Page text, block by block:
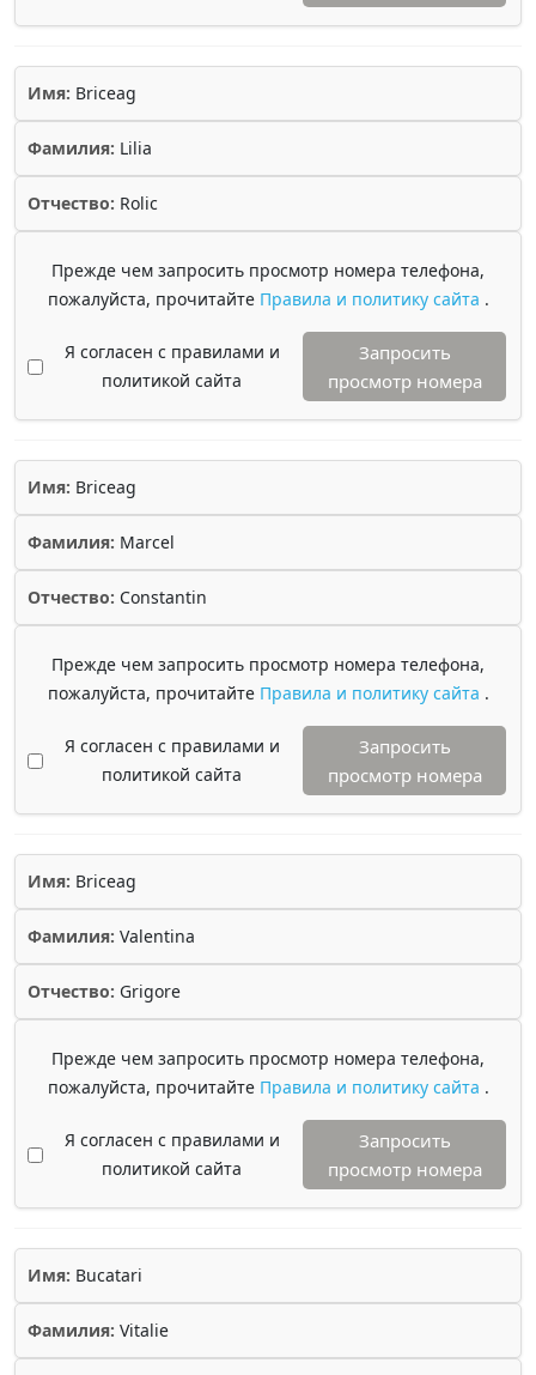
Имя: Briceag
Фамилия: Lilia
Отчество: Rolic
Прежде чем запросить просмотр номера телефона,
пожалуйста, прочитайте Правила и политику сайта .
Я согласен с правилами и
политикой сайта
Запросить
просмотр номера
Имя: Briceag
Фамилия: Marcel
Отчество: Constantin
Прежде чем запросить просмотр номера телефона,
пожалуйста, прочитайте Правила и политику сайта .
Я согласен с правилами и
политикой сайта
Запросить
просмотр номера
Имя: Briceag
Фамилия: Valentina
Отчество: Grigore
Прежде чем запросить просмотр номера телефона,
пожалуйста, прочитайте Правила и политику сайта .
Я согласен с правилами и
политикой сайта
Запросить
просмотр номера
Имя: Bucatari
Фамилия: Vitalie